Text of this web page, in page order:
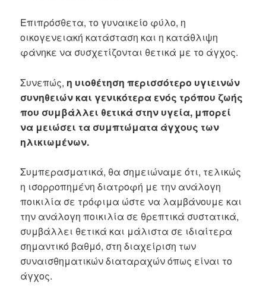
Επιπρόσθετα, το γυναικείο φύλο, η
οικογενειακή κατάσταση και η κατάθλιψη
φάνηκε να συσχετίζονται θετικά με το άγχος.
Συνεπώς, η υιοθέτηση περισσότερο υγιεινών
συνηθειών και γενικότερα ενός τρόπου ζωής
που συμβάλλει θετικά στην υγεία, μπορεί
να μειώσει τα συμπτώματα άγχους των
ηλικιωμένων.
Συμπερασματικά, θα σημειώναμε ότι, τελικώς
η ισορροπημένη διατροφή με την ανάλογη
ποικιλία σε τρόφιμα ώστε να λαμβάνουμε και
την ανάλογη ποικιλία σε θρεπτικά συστατικά,
συμβάλλει θετικά και μάλιστα σε ιδιαίτερα
σημαντικό βαθμό, στη διαχείριση των
συναισθηματικών διαταραχών όπως είναι το
άγχος.